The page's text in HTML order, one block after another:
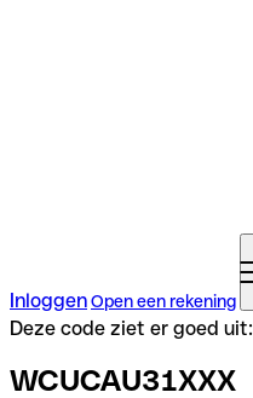
InloggenOpen een rekening
Deze code ziet er goed uit:
WCUCAU31XXX